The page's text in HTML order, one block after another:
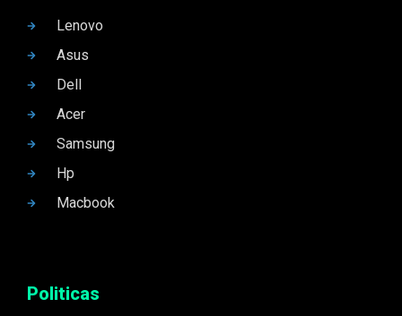
Lenovo
Asus
Dell
Acer
Samsung
Hp
Macbook
Politicas